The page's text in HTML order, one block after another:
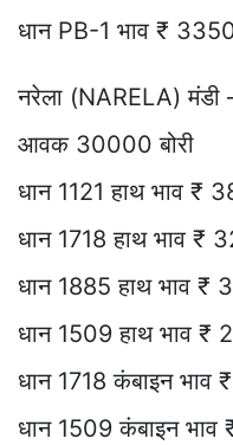
धान PB-1 भाव ₹
नरेला (NARELA) मंडी
आवक 30000 बोरी
धान 1121 हाथ भाव ₹
धान 1718 हाथ भाव ₹
धान 1885 हाथ भाव
धान 1509 हाथ भाव
धान 1718 कंबाइन
धान 1509 कंबाइन